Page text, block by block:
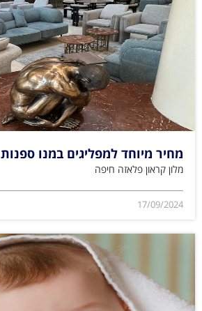
מחיר מיוחד למפליגים במנו ספנות
מלון קראון פלאזה חיפה
17/09/2024